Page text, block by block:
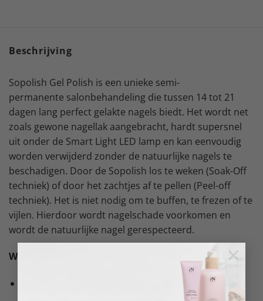
×
Beschrijving
Sopolish Gel Polish is een unieke semi-
permanente salonbehandeling die tussen 14 tot 21
dagen lang perfect gelakte nagels biedt. Het wordt net
zoals gewone nagellak aangebracht, hardt supersnel
uit onder de Smart Light LED lamp en kan eenvoudig
worden verwijderd zonder de natuurlijke nagels te
beschadigen. Door de Sopolish los te weken (Soak-Off
techniek) of door het zachtjes af te pellen (Peel-off
techniek). Het is niet nodig om te buffen, te frezen of te
vijlen. Hierdoor wordt nagelschade voorkomen en
wordt de natuurlijke nagel gerespecteerd.
Wat is het?